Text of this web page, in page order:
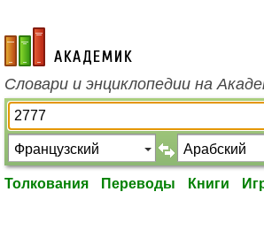
academic.ru
Словари и энциклопедии на
Толкования Переводы Книги